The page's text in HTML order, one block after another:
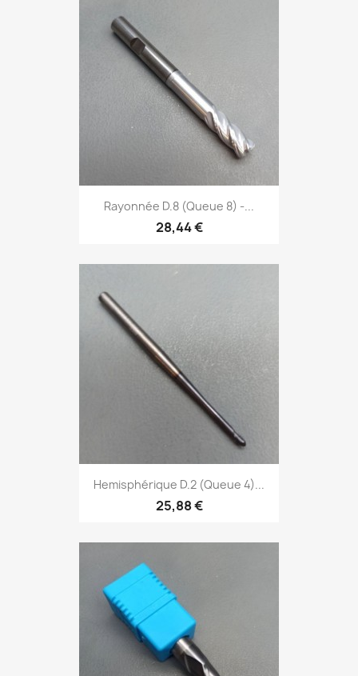
Rayonnée D.8 (Queue 8) -...
28,44 €
Hemisphérique D.2 (Queue 4)...
25,88 €